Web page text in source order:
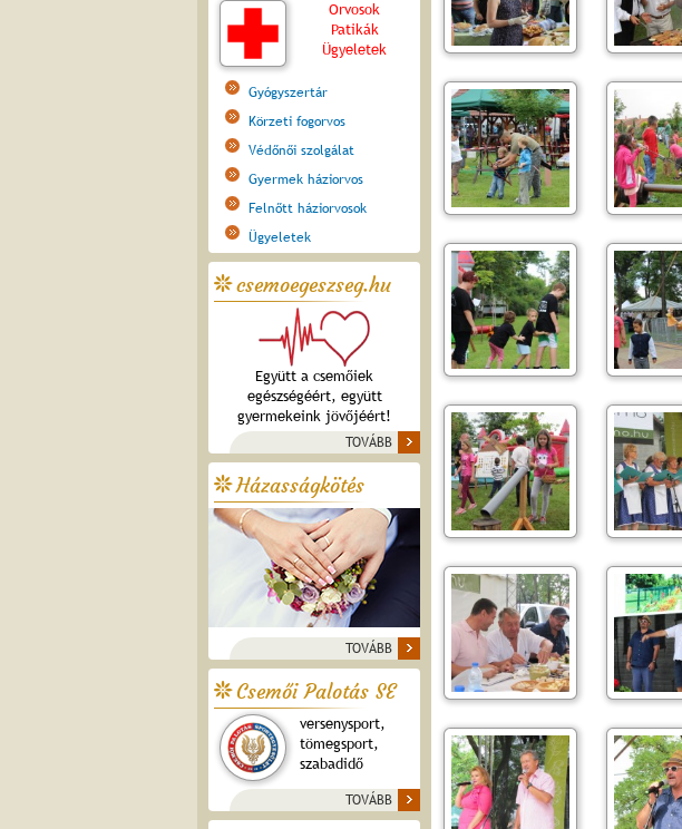
Orvosok
Patikák
Ügyeletek
Gyógyszertár
Körzeti fogorvos
Védőnői szolgálat
Gyermek háziorvos
Felnőtt háziorvosok
Ügyeletek
csemoegeszseg.hu
Együtt a csemőiek
egészségéért, együtt
gyermekeink jövőjéért!
TOVÁBB
Házasságkötés
TOVÁBB
Csemői Palotás SE
versenysport,
tömegsport,
szabadidő
TOVÁBB